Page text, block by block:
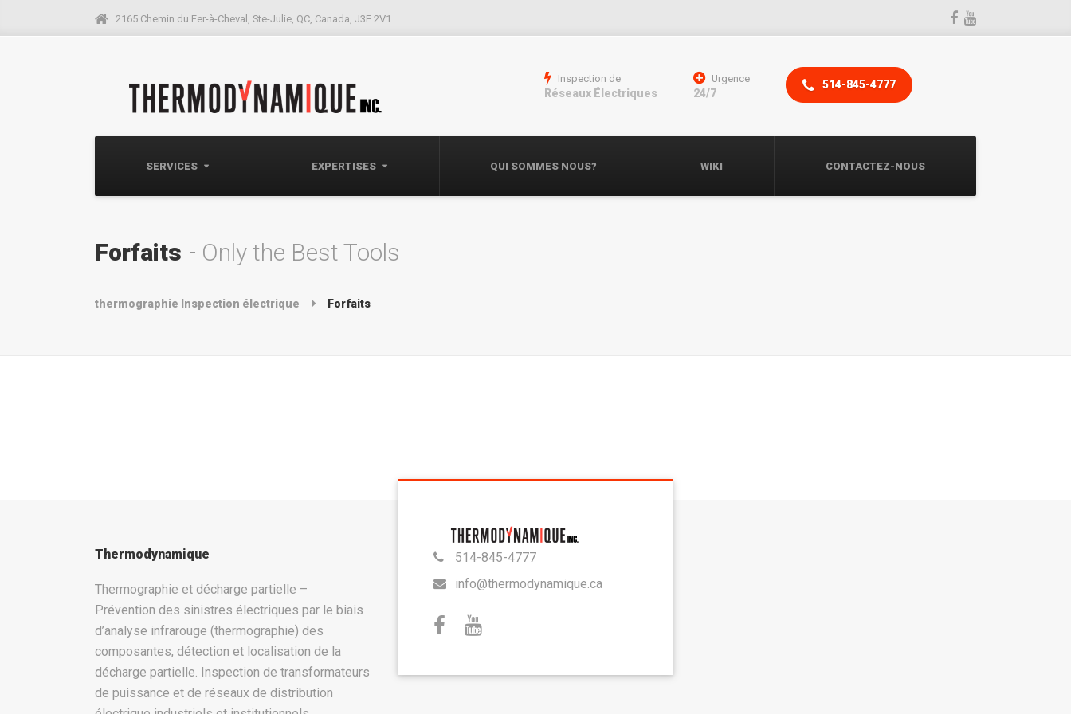
2165 Chemin du Fer-à-Cheval, Ste-Julie, QC, Canada, J3E 2V1
SERVICES EXPERTISES QUI SOMMES NOUS? WIKI CONTACTEZ-NOUS
Inspection de
Réseaux Électriques
Urgence
24/7
514-845-4777
Forfaits Only the Best Tools
thermographie Inspection électrique Forfaits
Thermodynamique
Thermographie et décharge partielle –
Prévention des sinistres électriques par le biais
d’analyse infrarouge (thermographie) des
composantes, détection et localisation de la
décharge partielle. Inspection de transformateurs
de puissance et de réseaux de distribution
514-845-4777
info@thermodynamique.ca